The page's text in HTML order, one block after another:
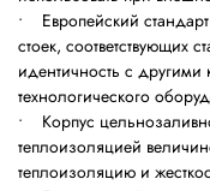
• Европейский
стоек, соответствующих
идентичность с другими
технологического
• Корпус
теплоизоляцией
теплоизоляцию и